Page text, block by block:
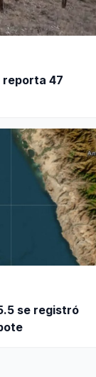
reporta 47
se registró